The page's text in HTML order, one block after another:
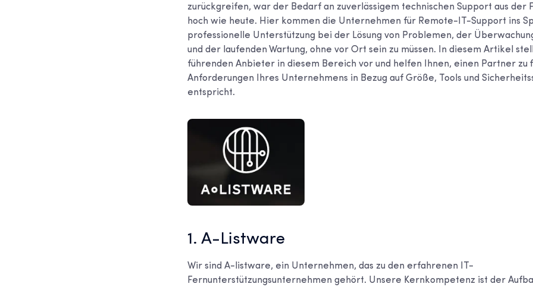
zurückgreifen, war der Bedarf an zuverlässigem technischen Support aus der
hoch wie heute. Hier kommen die Unternehmen für Remote-IT-Support ins
professionelle Unterstützung bei der Lösung von Problemen, der
und der laufenden Wartung, ohne vor Ort sein zu müssen. In diesem Artikel
führenden Anbieter in diesem Bereich vor und helfen Ihnen, einen Partner zu
Anforderungen Ihres Unternehmens in Bezug auf Größe, Tools und
entspricht.
1. A-Listware
Wir sind A-listware, ein Unternehmen, das zu den erfahrenen IT-
Fernunterstützungsunternehmen gehört. Unsere Kernkompetenz ist der